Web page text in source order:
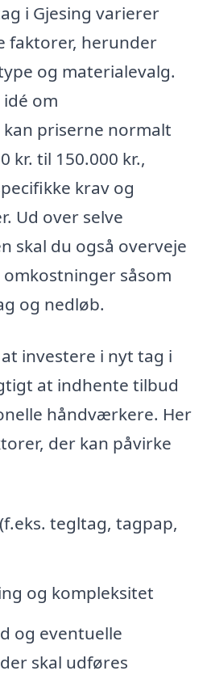
i Gjesing varierer
faktorer, herunder
og materialevalg.
om
priserne normalt
kr. til 150.000 kr.,
krav og
Ud over selve
skal du også overveje
såsom
og nedløb.
investere i nyt tag i
at indhente tilbud
håndværkere. Her
der kan påvirke
tegltag, tagpap,
og kompleksitet
og eventuelle
skal udføres